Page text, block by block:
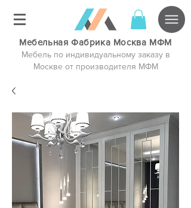
Мебельная Фабрика Москва МФМ
Мебель по индивидуальному заказу в
Москве от производителя МФМ